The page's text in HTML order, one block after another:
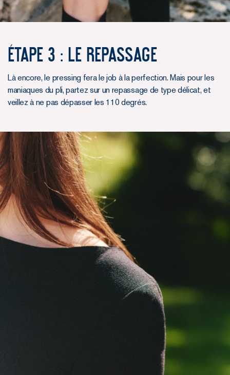
ÉTAPE 3 : LE REPASSAGE
Là encore, le pressing fera le job à la perfection. Mais pour les
maniaques du pli, partez sur un repassage de type délicat, et
veillez à ne pas dépasser les 110 degrés.